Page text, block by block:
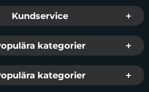
info och länkar
Kundservice
kategorier
kategorier